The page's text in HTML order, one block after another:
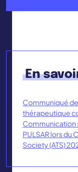
En
Communiqué
thérapeutique
Communication
PULSAR lors du
Society (ATS)